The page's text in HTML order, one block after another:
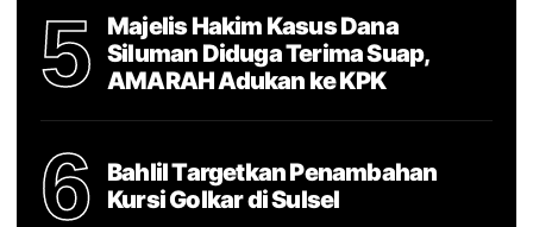
5
Majelis Hakim Kasus Dana
Siluman Diduga Terima Suap,
AMARAH Adukan ke KPK
6
Bahlil Targetkan Penambahan
Kursi Golkar di Sulsel